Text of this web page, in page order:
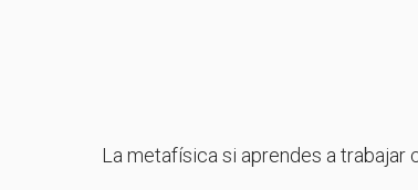
La metafísica si aprendes a trabajar